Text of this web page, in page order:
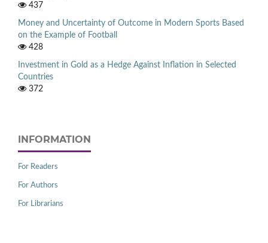
437
Money and Uncertainty of Outcome in Modern Sports Based
on the Example of Football
428
Investment in Gold as a Hedge Against Inflation in Selected
Countries
372
INFORMATION
For Readers
For Authors
For Librarians